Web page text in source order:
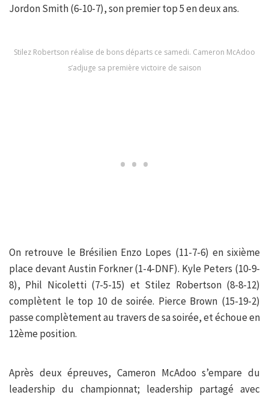
Jordon Smith (6-10-7), son premier top 5 en deux ans.
Stilez Robertson réalise de bons départs ce samedi. Cameron McAdoo
s’adjuge sa première victoire de saison
On retrouve le Brésilien Enzo Lopes (11-7-6) en sixième
place devant Austin Forkner (1-4-DNF). Kyle Peters (10-9-
8), Phil Nicoletti (7-5-15) et Stilez Robertson (8-8-12)
complètent le top 10 de soirée. Pierce Brown (15-19-2)
passe complètement au travers de sa soirée, et échoue en
12ème position.
Après deux épreuves, Cameron McAdoo s’empare du
leadership du championnat; leadership partagé avec